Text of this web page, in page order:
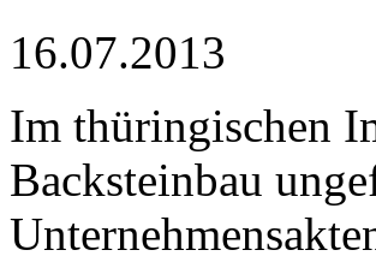
16.07.2013
Im thüringischen
Backsteinbau